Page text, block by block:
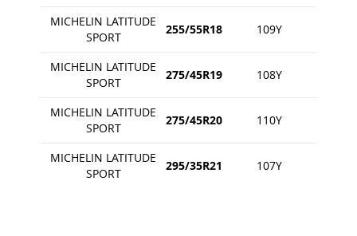
MICHELIN LATITUDE
SPORT
255/55R18 109Y
MICHELIN LATITUDE
SPORT
275/45R19 108Y
MICHELIN LATITUDE
SPORT
275/45R20 110Y
MICHELIN LATITUDE
SPORT
295/35R21 107Y